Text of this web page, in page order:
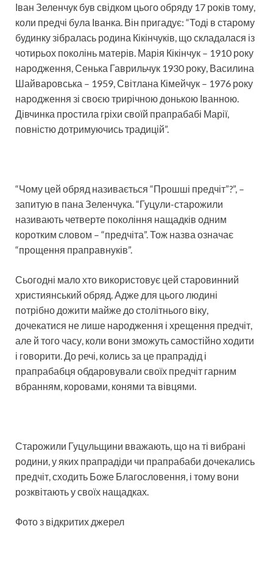
Іван Зеленчук був свідком цього обряду 17 років тому,
коли предчі була Іванка. Він пригадує: “Тоді в старому
будинку зібралась родина Кікінчуків, що складалася із
чотирьох поколінь матерів. Марія Кікінчук – 1910 року
народження, Сенька Гаврильчук 1930 року, Василина
Шайваровська – 1959, Світлана Кімейчук – 1976 року
народження зі своєю трирічною донькою Іванною.
Дівчинка простила гріхи своїй прапрабабі Марії,
повністю дотримуючись традицій”.
“Чому цей обряд називається “Прошші предчіт”?”, –
запитую в пана Зеленчука. “Гуцули-старожили
називають четверте покоління нащадків одним
коротким словом – “предчіта”. Тож назва означає
“прощення праправнуків”.
Сьогодні мало хто використовує цей старовинний
християнський обряд. Адже для цього людині
потрібно дожити майже до столітнього віку,
дочекатися не лише народження і хрещення предчіт,
але й того часу, коли вони зможуть самостійно ходити
і говорити. До речі, колись за це прапрадід і
прапрабабця обдаровували своїх предчіт гарним
вбранням, коровами, конями та вівцями.
Старожили Гуцульщини вважають, що на ті вибрані
родини, у яких прапрадіди чи прапрабаби дочекались
предчіт, сходить Боже Благословення, і тому вони
розквітають у своїх нащадках.
Фото з відкритих джерел